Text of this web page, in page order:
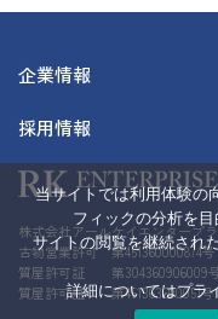
企業情報
採用情報
株式会社アールケイエンタープ
古物営業許可 第451360000874
質屋許可証 第304360906009
質屋許可証 第451363600051
当サイトでは利用体験の
フィックの分析を
サイトの閲覧を継続され
詳細についてはプラ